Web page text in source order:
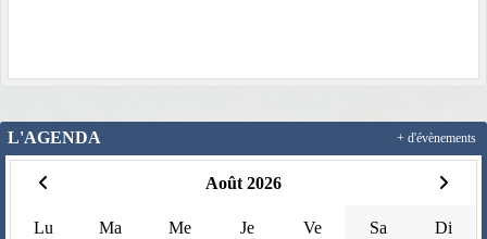
L'AGENDA
Août 2026
Lu Ma Me Je Ve Sa Di
+ d'évènements